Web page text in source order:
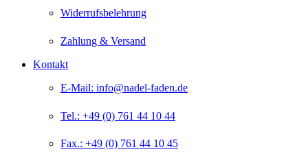
Widerrufsbelehrung
Zahlung & Versand
Kontakt
E-Mail: info@nadel-faden.de
Tel.: +49 (0) 761 44 10 44
Fax.: +49 (0) 761 44 10 45